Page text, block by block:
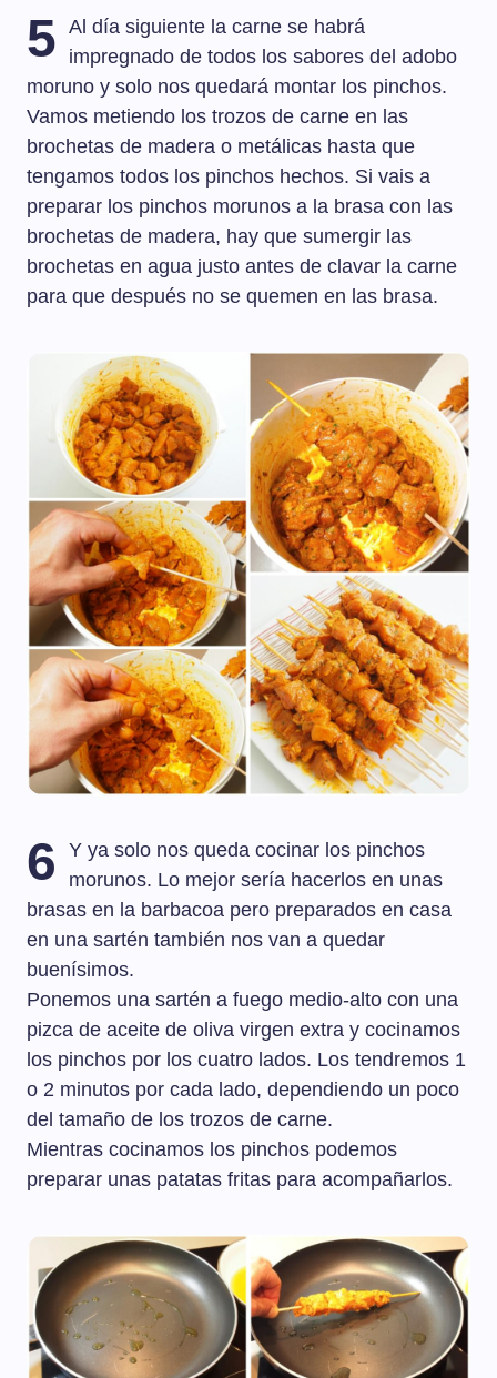
5
Al día siguiente la carne se habrá
impregnado de todos los sabores del adobo
moruno y solo nos quedará montar los pinchos.
Vamos metiendo los trozos de carne en las
brochetas de madera o metálicas hasta que
tengamos todos los pinchos hechos. Si vais a
preparar los pinchos morunos a la brasa con las
brochetas de madera, hay que sumergir las
brochetas en agua justo antes de clavar la carne
para que después no se quemen en las brasa.
6
Y ya solo nos queda cocinar los pinchos
morunos. Lo mejor sería hacerlos en unas
brasas en la barbacoa pero preparados en casa
en una sartén también nos van a quedar
buenísimos.
Ponemos una sartén a fuego medio-alto con una
pizca de aceite de oliva virgen extra y cocinamos
los pinchos por los cuatro lados. Los tendremos 1
o 2 minutos por cada lado, dependiendo un poco
del tamaño de los trozos de carne.
Mientras cocinamos los pinchos podemos
preparar unas patatas fritas para acompañarlos.